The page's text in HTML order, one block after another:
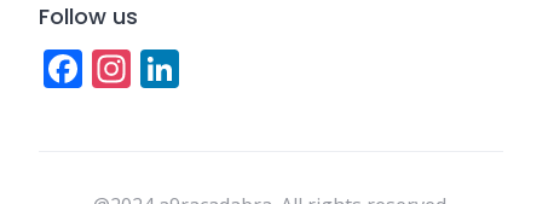
Follow us
Facebook
Instagram